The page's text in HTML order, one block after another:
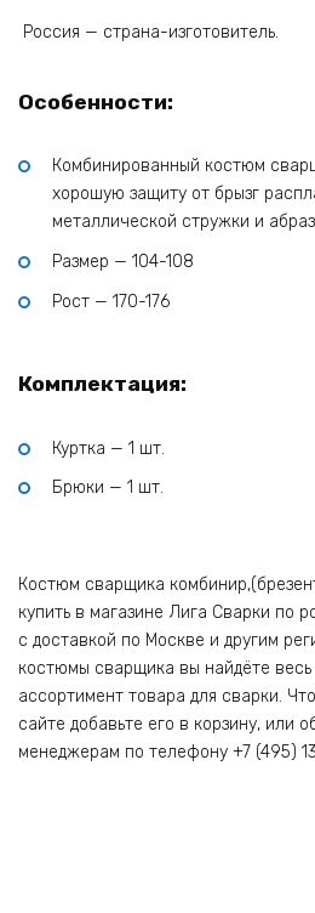
Россия — страна-изготовитель.
Особенности:
Комбинированный костюм
хорошую защиту от брызг
металлической стружки и
Размер — 104-108
Рост — 170-176
Комплектация:
Куртка — 1 шт.
Брюки — 1 шт.
Костюм сварщика
купить в магазине Лига Сварки по
с доставкой по Москве и другим
костюмы сварщика вы найдёте
ассортимент товара для сварки.
сайте добавьте его в корзину, или
менеджерам по телефону +7 (495)